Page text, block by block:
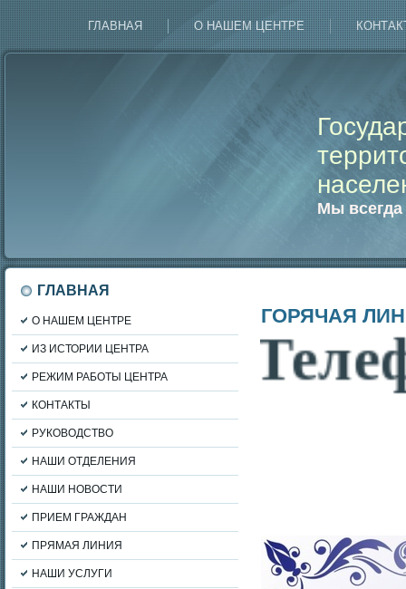
ГЛАВНАЯ О НАШЕМ ЦЕНТРЕ
Мы
ГЛАВНАЯ
О НАШЕМ ЦЕНТРЕ
ИЗ ИСТОРИИ ЦЕНТРА
РЕЖИМ РАБОТЫ ЦЕНТРА
КОНТАКТЫ
РУКОВОДСТВО
НАШИ ОТДЕЛЕНИЯ
НАШИ НОВОСТИ
ПРИЕМ ГРАЖДАН
ПРЯМАЯ ЛИНИЯ
НАШИ УСЛУГИ
ГОРЯЧАЯ